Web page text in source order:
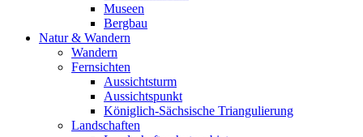
Museen
Bergbau
Natur & Wandern
Wandern
Fernsichten
Aussichtsturm
Aussichtspunkt
Königlich-Sächsische Triangulierung
Landschaften